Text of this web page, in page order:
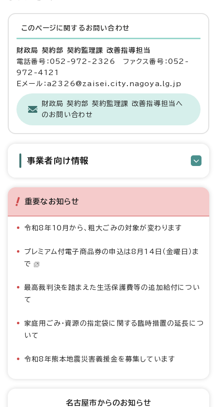
このページに関する お問い合わせ
財政局 契約部 契約監理課 改善指導担当
電話番号：052-972-2326 ファクス番号：052-
972-4121
Eメール：a2326@zaisei.city.nagoya.lg.jp
財政局 契約部 契約監理課 改善指導担当へ
のお問い合わせ
事業者向け情報
重要なお知らせ
令和8年10月から、粗大ごみの対象が変わります
プレミアム付電子商品券の申込は8月14日（金曜日）ま
で
最高裁判決を踏まえた生活保護費等の追加給付につい
て
家庭用ごみ・資源の指定袋に関する臨時措置の延長につ
いて
令和8年熊本地震災害義援金を募集しています
名古屋市からのお知らせ